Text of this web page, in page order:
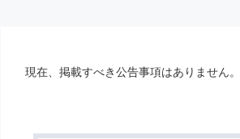
現在、掲載すべき公告事項はありません。